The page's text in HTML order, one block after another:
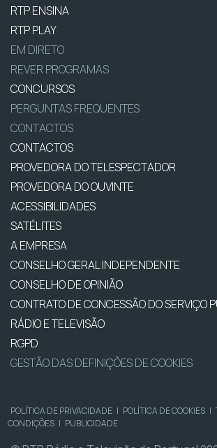
RTP ENSINA
RTP PLAY
EM DIRETO
REVER PROGRAMAS
CONCURSOS
PERGUNTAS FREQUENTES
CONTACTOS
CONTACTOS
PROVEDORA DO TELESPECTADOR
PROVEDORA DO OUVINTE
ACESSIBILIDADES
SATÉLITES
A EMPRESA
CONSELHO GERAL INDEPENDENTE
CONSELHO DE OPINIÃO
CONTRATO DE CONCESSÃO DO SERVIÇO
RÁDIO E TELEVISÃO
RGPD
GESTÃO DAS DEFINIÇÕES DE COOKIES
POLÍTICA DE PRIVACIDADE | POLÍTICA DE COOKIES |
CONDIÇÕES | PUBLICIDADE